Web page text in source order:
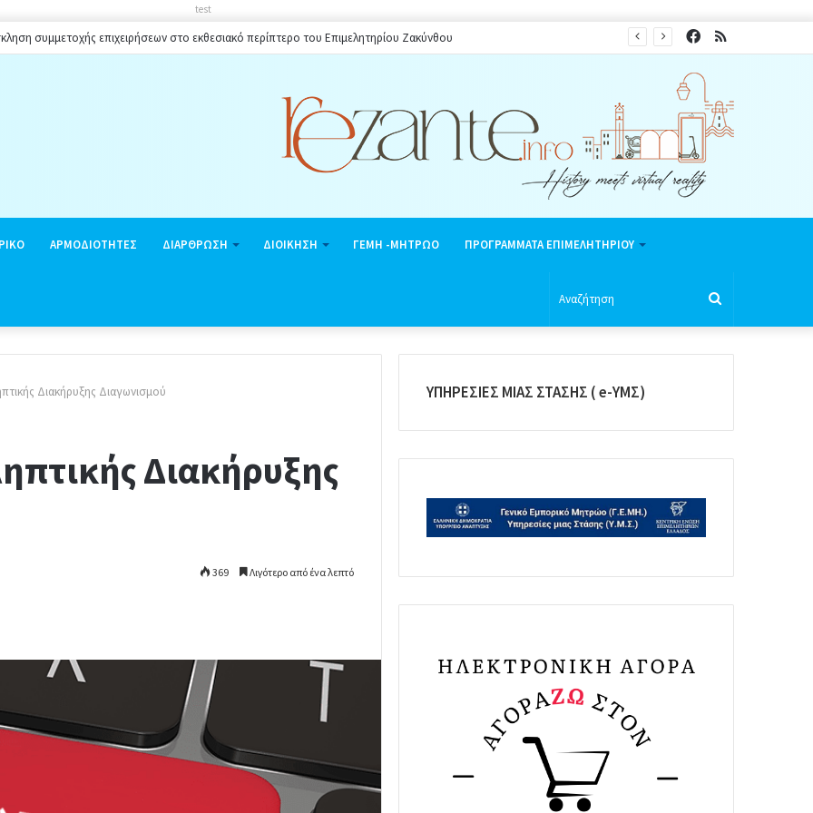
test
συμμετοχής επιχειρήσεων στο εκθεσιακό περίπτερο του Επιμελητηρίου Ζακύνθου RSS
Facebook
ΑΡΜΟΔΙΟΤΗΤΕΣ ΔΙΑΡΘΡΩΣΗ ΔΙΟΙΚΗΣΗ ΓΕΜΗ -ΜΗΤΡΩΟ ΠΡΟΓΡΑΜΜΑΤΑ ΕΠΙΜΕΛΗΤΗΡΙΟΥ
Διακήρυξης Διαγωνισμού
Διακήρυξης
369 Λιγότερο από ένα λεπτό
ΥΠΗΡΕΣΙΕΣ ΜΙΑΣ ΣΤΑΣΗΣ ( e-ΥΜΣ)